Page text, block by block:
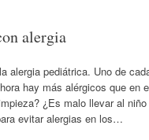
alergia
alergia pediátrica. Uno de
hay más alérgicos que en
¿Es malo llevar al niño
evitar alergias en los…